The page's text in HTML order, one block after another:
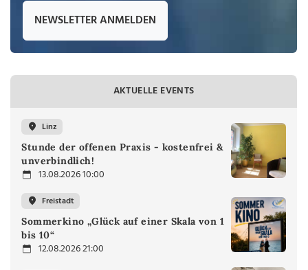
NEWSLETTER ANMELDEN
AKTUELLE EVENTS
Linz
Stunde der offenen Praxis - kostenfrei &
unverbindlich!
13.08.2026 10:00
Freistadt
Sommerkino „Glück auf einer Skala von 1
bis 10“
12.08.2026 21:00